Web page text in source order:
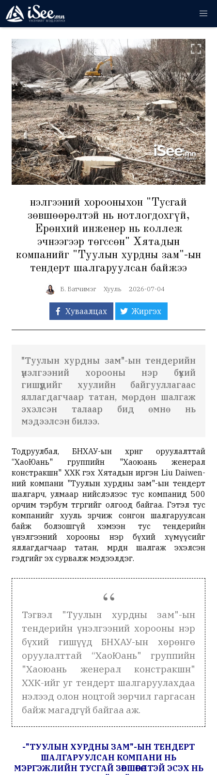
Үнэлгээний хорооныхон "Тусгай
зөвшөөрөлтэй нь нотлогдохгүй,
Ерөнхий инженер нь коллеж
эчнээгээр төгссөн" Хятадын
компанийг "Туулын хурдны зам"-ын
тендерт шалгаруулсан байжээ
Б. Батчимэг Хууль 2026-07-04
Хуваалцах Жиргэх
"Туулын хурдны зам"-ын тендерийн
үнэлгээний хорооны нэр бүхий
гишүүдийг хуулийн байгууллагаас
яллагдагчаар татан, мөрдөн шалгаж
эхэлсэн талаар бид өмнө нь
мэдээлсэн билээ.
Тодруулбал, БНХАУ-ын хөрөнгө оруулалттай
“ХаоЮань" группийн "Хаоюань женерал
констракшн" ХХК гэх Хятадын иргэн Liu Daiwen-
ний компани "Туулын хурдны зам"-ын тендерт
шалгарч, улмаар нийслэлээс тус компанид 500
орчим тэрбум төгрөгийг олгоод байгаа. Гэтэл тус
компанийг хууль зөрчиж сонгон шалгаруулсан
байж болзошгүй хэмээн тус тендерийн
үнэлгээний хорооны нэр бүхий хүмүүсийг
яллагдагчаар татан, мөрдөн шалгаж эхэлсэн
гэдгийг эх сурвалж мэдээлдэг.
Тэгвэл "Туулын хурдны зам"-ын
тендерийн үнэлгээний хорооны нэр
бүхий гишүүд БНХАУ-ын хөрөнгө
оруулалттай “ХаоЮань" группийн
"Хаоюань женерал констракшн"
ХХК-ийг уг тендерт шалгаруулахдаа
нэлээд олон ноцтой зөрчил гаргасан
байж магадгүй байгаа аж.
-"ТУУЛЫН ХУРДНЫ ЗАМ"-ЫН ТЕНДЕРТ
ШАЛГАРУУЛСАН КОМПАНИ НЬ
МЭРГЭЖЛИЙН ТУСГАЙ ЗӨВШӨӨРӨЛТЭЙ ЭСЭХ НЬ